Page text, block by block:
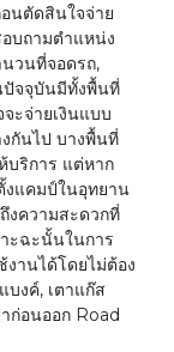
นตัดสินใจจ่าย
บถามตำแหน่ง
วนที่จอดรถ,
ปัจจุบันมีทั้งพื้นที่
ะจ่ายเงินแบบ
กันไป บางพื้นที่
บริการ แต่หาก
งแคมป์ในอุทยาน
งความสะดวกที่
ะฉะนั้นในการ
านได้โดยไม่ต้อง
บงค์, เตาแก๊ส
ก่อนออก Road